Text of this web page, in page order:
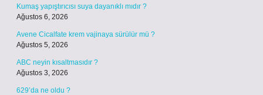
Kumaş yapıştırıcısı suya dayanıklı mıdır ?
Ağustos 6, 2026
Avene Cicalfate krem vajinaya sürülür mü ?
Ağustos 5, 2026
ABC neyin kısaltmasıdır ?
Ağustos 3, 2026
629’da ne oldu ?